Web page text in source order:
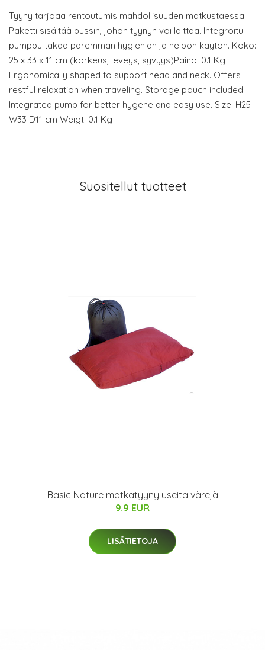
Tyyny tarjoaa rentoutumis mahdollisuuden matkustaessa.
Paketti sisältää pussin, johon tyynyn voi laittaa. Integroitu
pumppu takaa paremman hygienian ja helpon käytön. Koko:
25 x 33 x 11 cm (korkeus, leveys, syvyys)Paino: 0.1 Kg
Ergonomically shaped to support head and neck. Offers
restful relaxation when traveling. Storage pouch included.
Integrated pump for better hygene and easy use. Size: H25
W33 D11 cm Weigt: 0.1 Kg
Suositellut tuotteet
Basic Nature matkatyyny useita värejä
9.9 EUR
LISÄTIETOJA